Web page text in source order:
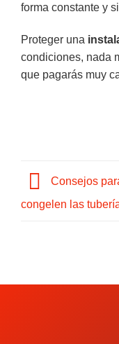
forma constante y
Proteger una
condiciones, nada
que pagarás muy
Consejos
congelen las